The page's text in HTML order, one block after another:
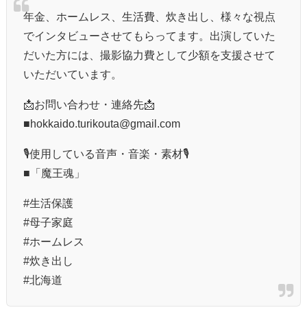
年金、ホームレス、生活費、炊き出し、様々な視点
でインタビューさせてもらってます。出演していた
だいた方には、撮影協力費として少額を支援させて
いただいています。
📩お問い合わせ・連絡先📩
■hokkaido.turikouta@gmail.com
🎙使用している音声・音楽・素材🎙
■「魔王魂」
#生活保護
#母子家庭
#ホームレス
#炊き出し
#北海道